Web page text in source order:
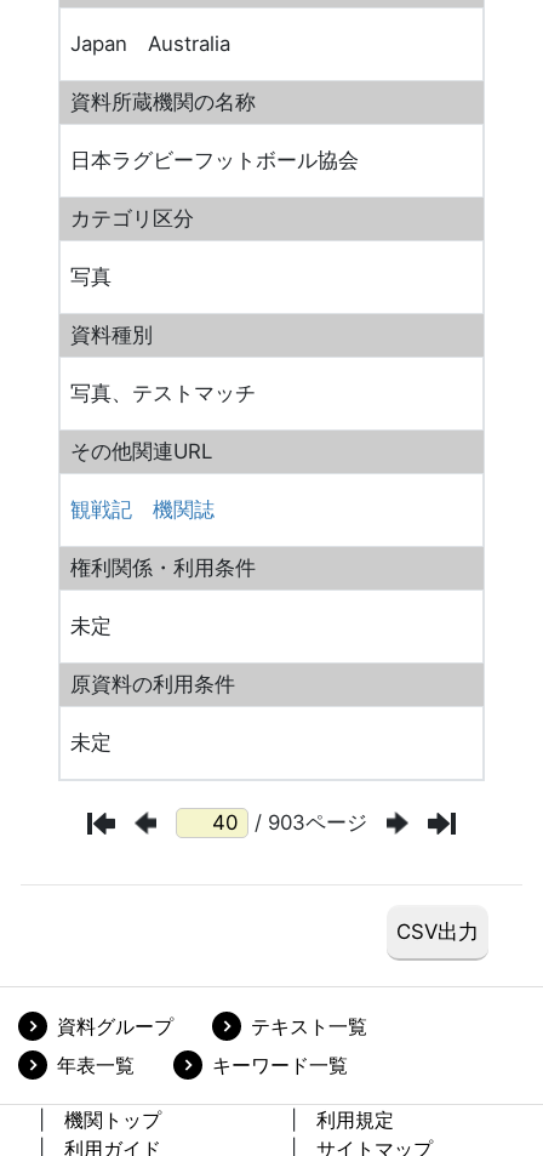
Japan Australia
資料所蔵機関の名称
日本ラグビーフットボール協会
カテゴリ区分
写真
資料種別
写真、テストマッチ
その他関連URL
観戦記 機関誌
権利関係・利用条件
未定
原資料の利用条件
未定
/ 903ページ
資料グループ
テキスト一覧
年表一覧
キーワード一覧
機関トップ
利用規定
利用ガイド
サイトマップ